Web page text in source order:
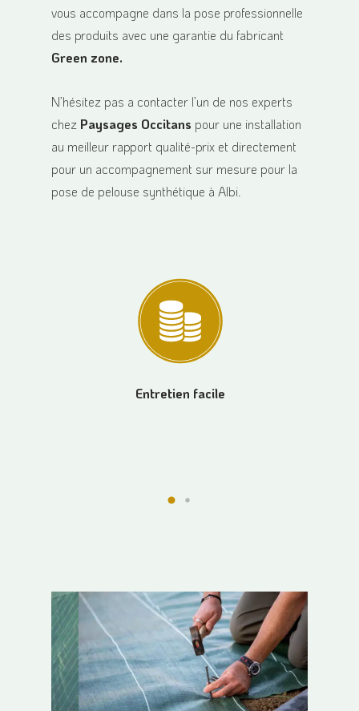
Entretien facile
vous accompagne dans la pose professionnelle
des produits avec une garantie du fabricant
Green zone.
N’hésitez pas a contacter l’un de nos experts
chez Paysages Occitans pour une installation
au meilleur rapport qualité-prix et directement
pour un accompagnement sur mesure pour la
pose de pelouse synthétique à Albi.